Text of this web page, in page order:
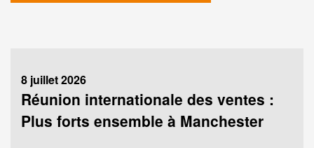
8 juillet 2026
Réunion internationale des ventes :
Plus forts ensemble à Manchester